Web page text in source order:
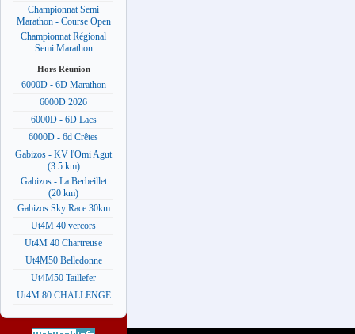
Championnat Semi
Marathon - Course Open
Championnat Régional
Semi Marathon
Hors Réunion
6000D - 6D Marathon
6000D 2026
6000D - 6D Lacs
6000D - 6d Crêtes
Gabizos - KV l'Omi Agut
(3.5 km)
Gabizos - La Berbeillet
(20 km)
Gabizos Sky Race 30km
Ut4M 40 vercors
Ut4M 40 Chartreuse
Ut4M50 Belledonne
Ut4M50 Taillefer
Ut4M 80 CHALLENGE